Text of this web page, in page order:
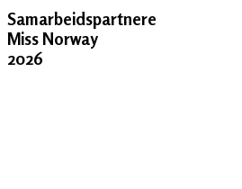
Samarbeidspartnere
Miss Norway
2026